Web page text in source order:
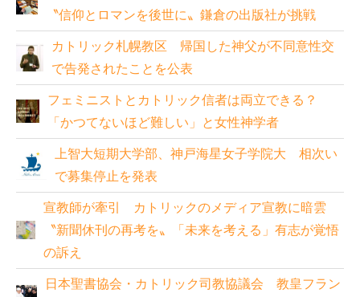
〝信仰とロマンを後世に〟鎌倉の出版社が挑戦
カトリック札幌教区 帰国した神父が不同意性交
で告発されたことを公表
フェミニストとカトリック信者は両立できる？
「かつてないほど難しい」と女性神学者
上智大短期大学部、神戸海星女子学院大 相次い
で募集停止を発表
宣教師が牽引 カトリックのメディア宣教に暗雲
〝新聞休刊の再考を〟「未来を考える」有志が覚悟
の訴え
日本聖書協会・カトリック司教協議会 教皇フラン